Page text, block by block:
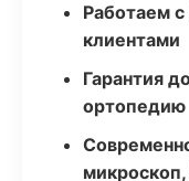
Работаем
клиентами
Гарантия
ортопедию